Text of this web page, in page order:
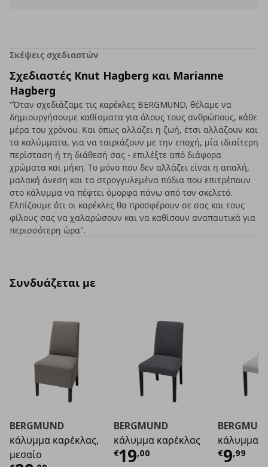
Σκέψεις σχεδιαστών
Σχεδιαστές Knut Hagberg και Marianne
Hagberg
"Όταν σχεδιάζαμε τις καρέκλες BERGMUND, θέλαμε να
δημιουργήσουμε καθίσματα για όλους τους ανθρώπους, κάθε
μέρα του χρόνου. Και όπως αλλάζει η ζωή, έτσι αλλάζουν και
τα καλύμματα, για να ταιριάζουν με την εποχή, μία ιδιαίτερη
περίσταση ή τη διάθεσή σας - επιλέξτε από διάφορα
χρώματα και μήκη. Το μόνο που δεν αλλάζει είναι η απαλή,
μαλακή άνεση και τα στρογγυλεμένα πόδια που επιτρέπουν
στο κάλυμμα να πέφτει όμορφα πάνω από τον σκελετό.
Ελπίζουμε ότι οι καρέκλες θα προσφέρουν σε σας και τους
φίλους σας να χαλαρώσουν και να καθίσουν αναπαυτικά για
περισσότερη ώρα".
Συνδυάζεται με
BERGMUND
κάλυμμα καρέκλας,
μεσαίο
BERGMUND
κάλυμμα καρέκλας
€19,00
Τρέχουσα τιμή€
κάλυμμα
€9,99